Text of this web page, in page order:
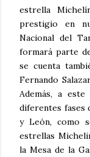
estrella
prestigio en
Nacional del
formará parte
se cuenta
Fernando
Además, a
diferentes fases
y León, como
estrellas
la Mesa de la